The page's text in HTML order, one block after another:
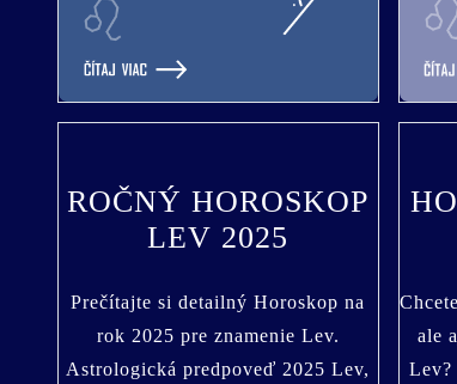
ROČNÝ HOROSKOP
LEV 2025
Prečítajte si detailný Horoskop na
rok 2025 pre znamenie Lev.
Astrologická predpoveď 2025 Lev,
ale
Lev?